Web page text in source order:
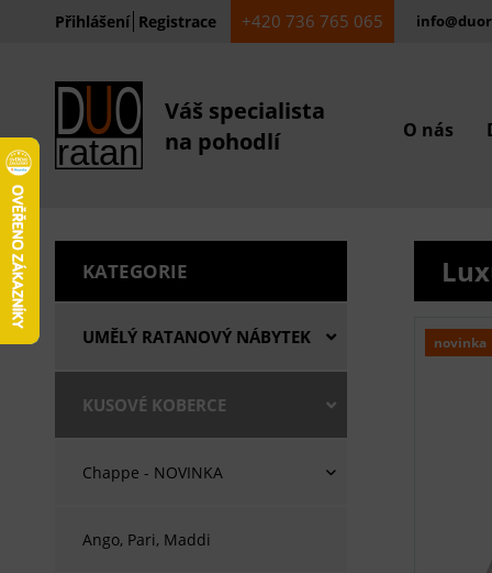
Přihlášení Registrace +420 736 765 065
Váš specialista
na pohodlí
O nás
KATEGORIE
UMĚLÝ RATANOVÝ NÁBYTEK
KUSOVÉ KOBERCE
Chappe - NOVINKA
Ango, Pari, Maddi
novinka